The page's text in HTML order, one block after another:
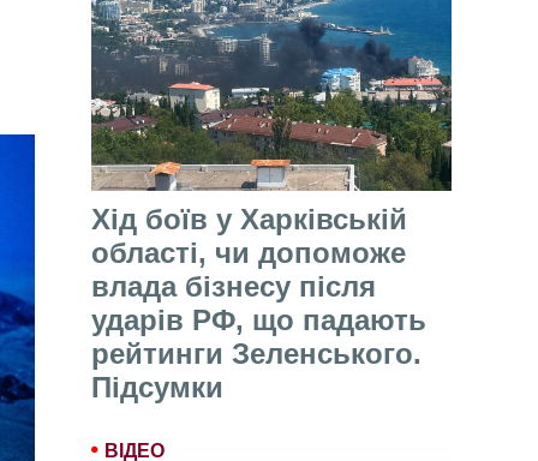
Хід боїв у Харківській
області, чи допоможе
влада бізнесу після
ударів РФ, що падають
рейтинги Зеленського.
Підсумки
ВІДЕО